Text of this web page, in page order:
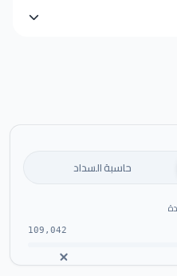
حاسبة السداد
109,042